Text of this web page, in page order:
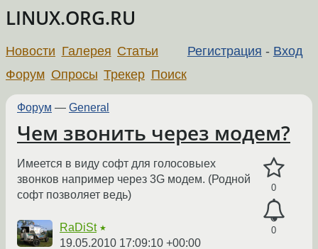
LINUX.ORG.RU
Регистрация - Вход
Новости Галерея Статьи
Форум Опросы Трекер Поиск
Форум — General
Чем звонить через модем?
0
0
Имеется в виду софт для голосовыех
звонков например через 3G модем. (Родной
софт позволяет ведь)
RaDiSt ★
19.05.2010 17:09:10 +00:00